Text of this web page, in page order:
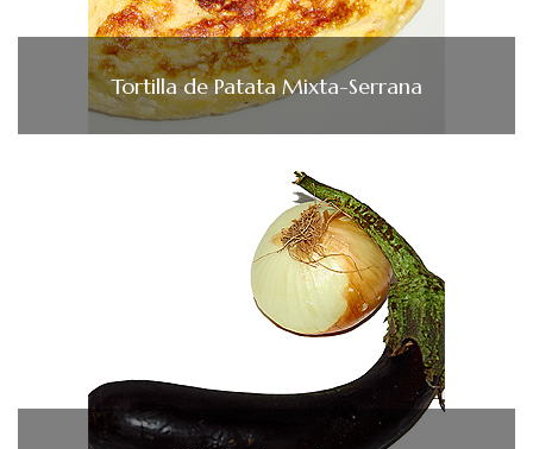
Tortilla de Patata Mixta-Serrana